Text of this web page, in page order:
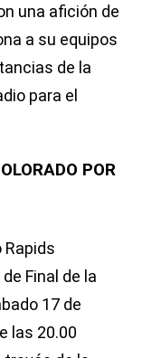
una afición de
a su equipos
de la
para el
POR
Rapids
Final de la
17 de
las 20.00